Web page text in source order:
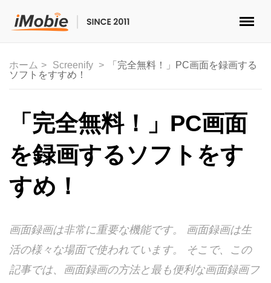
ロック解除&データ復元
マルチメディア
便利ツール
ソリューション
ダウンロード
サポート
ホーム Screenify
「完全無料！」PC画面を録画する
ソフトをすすめ！
「完全無料！」PC画面
を録画するソフトをす
すめ！
画面録画は非常に重要な機能です。 画面録画は生
活の様々な場面で使われています。 そこで、この
記事では、画面録画の方法と最も便利な画面録画フ